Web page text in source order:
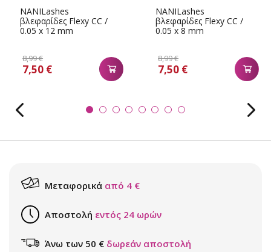
NANILashes
βλεφαρίδες Flexy CC /
0.05 x 12 mm
8,99 €
7,50 €
NANILashes
βλεφαρίδες Flexy CC /
0.05 x 8 mm
8,99 €
7,50 €
Μεταφορικά από 4 €
Αποστολή εντός 24 ωρών
Άνω των 50 € δωρεάν αποστολή